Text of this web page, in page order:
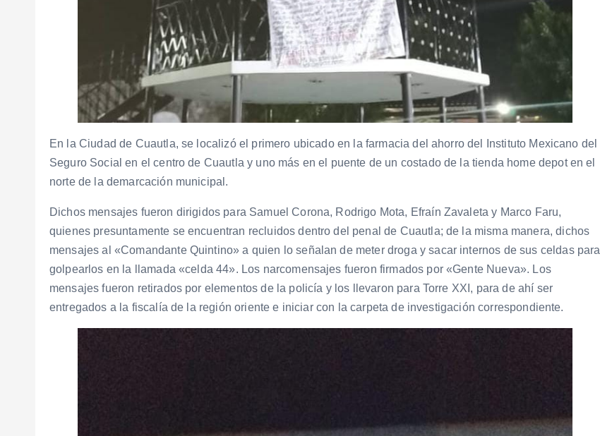
En la Ciudad de Cuautla, se localizó el primero ubicado en la farmacia del ahorro del Instituto Mexicano del
Seguro Social en el centro de Cuautla y uno más en el puente de un costado de la tienda home depot en el
norte de la demarcación municipal.
Dichos mensajes fueron dirigidos para Samuel Corona, Rodrigo Mota, Efraín Zavaleta y Marco Faru,
quienes presuntamente se encuentran recluidos dentro del penal de Cuautla; de la misma manera, dichos
mensajes al «Comandante Quintino» a quien lo señalan de meter droga y sacar internos de sus celdas para
golpearlos en la llamada «celda 44». Los narcomensajes fueron firmados por «Gente Nueva». Los
mensajes fueron retirados por elementos de la policía y los llevaron para Torre XXI, para de ahí ser
entregados a la fiscalía de la región oriente e iniciar con la carpeta de investigación correspondiente.